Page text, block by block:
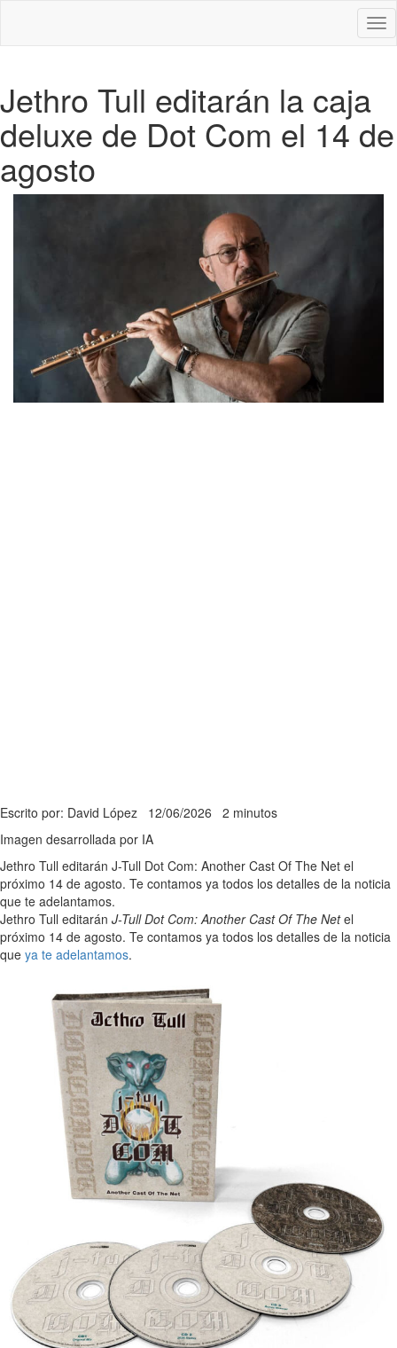
Jethro Tull editarán la caja
deluxe de Dot Com el 14 de
agosto
Escrito por: David López 12/06/2026 2 minutos
Imagen desarrollada por IA
Jethro Tull editarán J-Tull Dot Com: Another Cast Of The Net el
próximo 14 de agosto. Te contamos ya todos los detalles de la noticia
que te adelantamos.
Jethro Tull editarán J-Tull Dot Com: Another Cast Of The Netel
próximo 14 de agosto. Te contamos ya todos los detalles de la noticia
que ya te adelantamos.